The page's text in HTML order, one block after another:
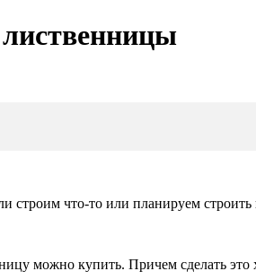
строим что-то или планируем
можно купить. Причем сделать